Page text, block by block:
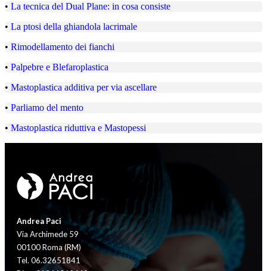
• La tecnica del Dual Plane: in cosa consiste
• La ptosi della ghiandola lacrimale
• Rimodellamento dei fianchi
• Palpebre e Blefaroplastica
• Mastoplastica additiva per via ascellare
• Parliamo del mento
• Mastoplastica riduttiva e Mastopessi
Andrea Paci
Via Archimede 59
00100 Roma (RM)
Tel. 06.32651841